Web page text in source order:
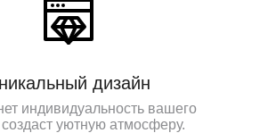
дизайн
индивидуальность вашего
уютную атмосферу.